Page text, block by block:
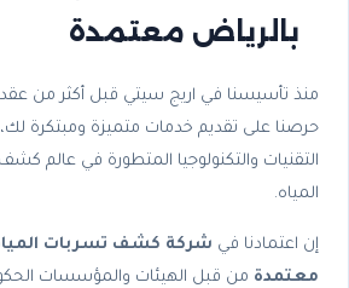
بالرياض معتمدة
منذ تأسيسنا في اريج سيتي قبل أكثر من عقد
حرصنا على تقديم خدمات متميزة ومبتكرة
التقنيات والتكنولوجيا المتطورة في عالم
المياه.
إن اعتمادنا في شركة كشف تسربات
معتمدة من قبل الهيئات والمؤسسات